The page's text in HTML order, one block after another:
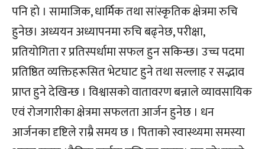
पनि हो । सामाजिक, धार्मिक तथा सांस्कृतिक क्षेत्रमा रुचि
हुनेछ। अध्ययन अध्यापनमा रुचि बढ्नेछ, परीक्षा,
प्रतियोगिता र प्रतिस्पर्धामा सफल हुन सकिन्छ। उच्च पदमा
प्रतिष्ठित व्यक्तिहरूसित भेटघाट हुने तथा सल्लाह र सद्भाव
प्राप्त हुने देखिन्छ । विश्वासको वातावरण बन्नाले व्यावसायिक
एवं रोजगारीका क्षेत्रमा सफलता आर्जन हुनेछ । धन
आर्जनका दृष्टिले राम्रै समय छ । पिताको स्वास्थ्यमा समस्या